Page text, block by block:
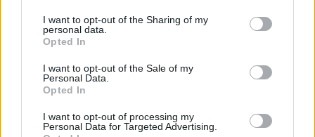
not limited to your visit or usage behaviour. You may click to
grant or deny consent to Google and its third-party tags to
use your data for below specified purposes in below Google
consent section.
I want to opt-out of the Sharing of my
personal data.
Opted In
I want to opt-out of the Sale of my
Personal Data.
Opted In
I want to opt-out of processing my
Personal Data for Targeted Advertising.
Vir: PU Celje